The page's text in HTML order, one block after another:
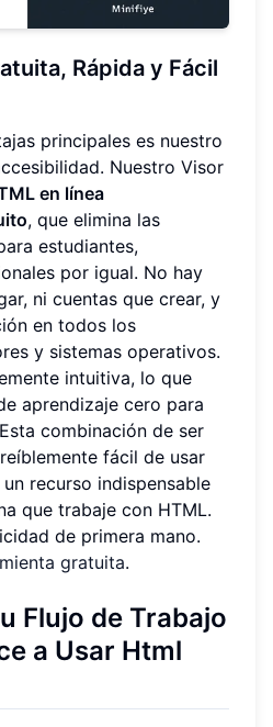
Rápida y Fácil
principales es nuestro
Nuestro Visor
en línea
, que elimina las
estudiantes,
por igual. No hay
ni cuentas que crear, y
en todos los
y sistemas operativos.
intuitiva, lo que
aprendizaje cero para
combinación de ser
fácil de usar
recurso indispensable
que trabaje con HTML.
de primera mano.
gratuita.
Flujo de Trabajo
a Usar Html